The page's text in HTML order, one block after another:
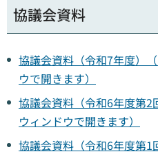
協議会資料
協議会資料（令和7年度）
ウで開きます）
協議会資料（令和6年度第2
ウィンドウで開きます）
協議会資料（令和6年度第1